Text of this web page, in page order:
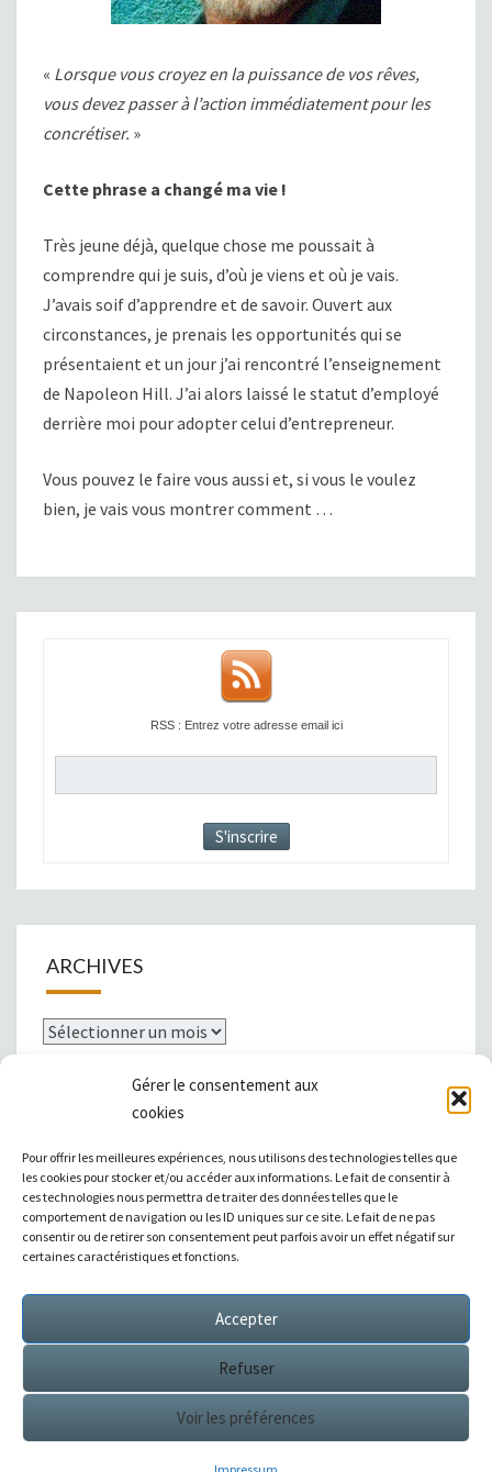
Gérer le consentement aux
cookies
Pour offrir les meilleures expériences, nous utilisons des technologies telles que
les cookies pour stocker et/ou accéder aux informations. Le fait de consentir à
ces technologies nous permettra de traiter des données telles que le
comportement de navigation ou les ID uniques sur ce site. Le fait de ne pas
consentir ou de retirer son consentement peut parfois avoir un effet négatif sur
certaines caractéristiques et fonctions.
Accepter
Refuser
Voir les préférences
« Lorsque vous croyez en la puissance de vos rêves,
vous devez passer à l’action immédiatement pour les
concrétiser. »
Cette phrase a changé ma vie !
Très jeune déjà, quelque chose me poussait à
comprendre qui je suis, d’où je viens et où je vais.
J’avais soif d’apprendre et de savoir. Ouvert aux
circonstances, je prenais les opportunités qui se
présentaient et un jour j’ai rencontré l’enseignement
de Napoleon Hill. J’ai alors laissé le statut d’employé
derrière moi pour adopter celui d’entrepreneur.
Vous pouvez le faire vous aussi et, si vous le voulez
bien, je vais vous montrer comment …
RSS : Entrez votre adresse email ici
ARCHIVES
Archives
|Témoignages| Annuaire de liens|
Sitemap XML
© 2026 Éditions Succès / Switzerland : tous droits
réservés